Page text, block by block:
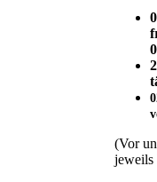
(Vor
jeweils